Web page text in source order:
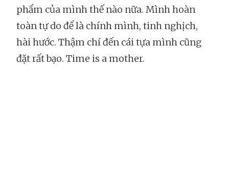
phẩm của mình thế nào nữa. Mình hoàn
toàn tự do để là chính mình, tinh nghịch,
hài hước. Thậm chí đến cái tựa mình cũng
đặt rất bạo. Time is a mother.